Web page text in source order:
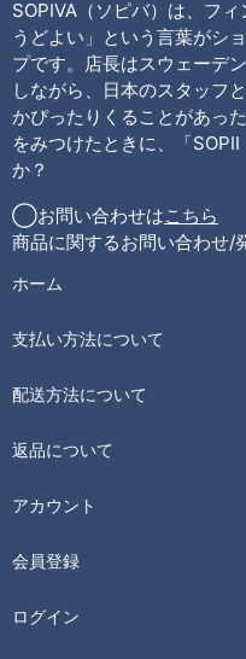
SOPIVA（ソピバ）は、フ
うどよい」という言葉がシ
プです。店長はスウェーデ
しながら、日本のスタッフ
かぴったりくることがあっ
をみつけたときに、「
か？
◯お問い合わせはこちら
商品に関するお問い合わせ/
ホーム
支払い方法について
配送方法について
返品について
アカウント
会員登録
ログイン